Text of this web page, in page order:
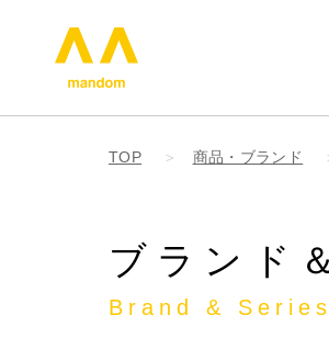
mandom - 株式会社マンダム
TOP 商品・ブランド
ブランド
Brand & Series